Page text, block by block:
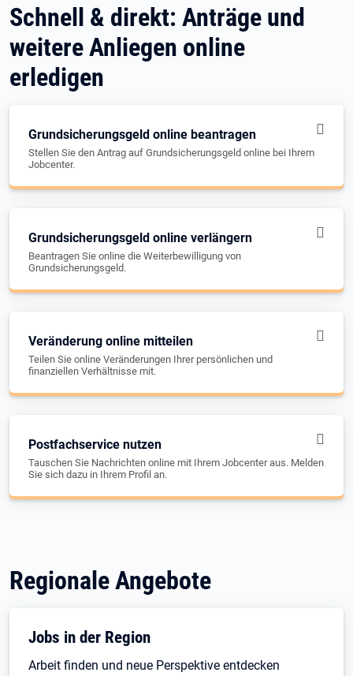
Schnell & direkt: Anträge und
weitere Anliegen online
erledigen
Grundsicherungsgeld online beantragen
Stellen Sie den Antrag auf Grundsicherungsgeld online bei Ihrem
Jobcenter.
Grundsicherungsgeld online verlängern
Beantragen Sie online die Weiterbewilligung von
Grundsicherungsgeld.
Veränderung online mitteilen
Teilen Sie online Veränderungen Ihrer persönlichen und
finanziellen Verhältnisse mit.
Postfachservice nutzen
Tauschen Sie Nachrichten online mit Ihrem Jobcenter aus. Melden
Sie sich dazu in Ihrem Profil an.
Regionale Angebote
Jobs in der Region
Arbeit finden und neue Perspektive entdecken